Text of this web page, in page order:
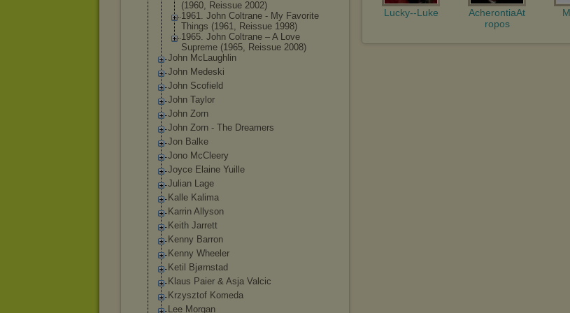
(1960, Reissue 2002)
1961. John Coltrane - My Favorite
Things (1961, Reissue 1998)
1965. John Coltrane ‎– A Love
Supreme (1965, Reissue 2008)
John McLaughlin
John Medeski
John Scofield
John Taylor
John Zorn
John Zorn - The Dreamers
Jon Balke
Jono McCleery
Joyce Elaine Yuille
Julian Lage
Kalle Kalima
Karrin Allyson
Keith Jarrett
Kenny Barron
Kenny Wheeler
Ketil Bjørnstad
Klaus Paier & Asja Valcic
Krzysztof Komeda
Lee Morgan
Lucky--Luke
AcherontiaAt
ropos